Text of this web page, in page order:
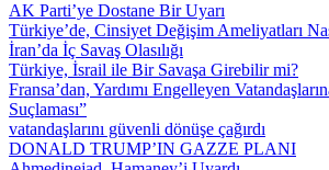
AK Parti’ye Dostane Bir Uyarı
Türkiye’de, Cinsiyet Değişim Ameliyatları
İran’da İç Savaş Olasılığı
Türkiye, İsrail ile Bir Savaşa Girebilir mi?
Fransa’dan, Yardımı Engelleyen
Suçlaması”
vatandaşlarını güvenli dönüşe çağırdı
DONALD TRUMP’IN GAZZE PLANI